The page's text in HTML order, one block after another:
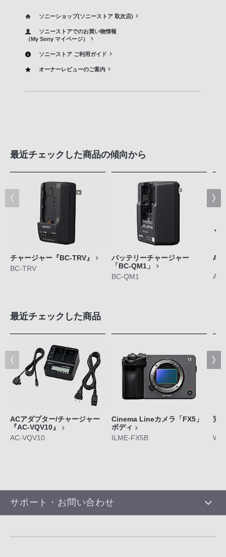
ソニーショップ(ソニーストア 取次店)
ソニーストアでのお買い物情報
（My Sony マイページ）
ソニーストア ご利用ガイド
オーナーレビューのご案内
最近チェックした商品の傾向から
チャージャー『BC-TRV』
BC-TRV
バッテリーチャージャー
「BC-QM1」
BC-QM1
AC
最近チェックした商品
ACアダプター/チャージャー
『AC-VQV10』
AC-VQV10
Cinema Lineカメラ「FX5」
ボディ
ILME-FX5B
完
サポート・お問い合わせ